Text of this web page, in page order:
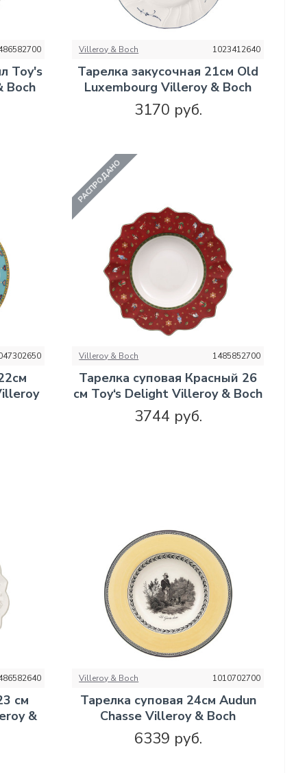
Toy's
Boch
Villeroy & Boch 1023412640
Тарелка закусочная 21см Old
Luxembourg Villeroy & Boch
3170 руб.
РАСПРОДАНО
Villeroy & Boch 1485852700
Тарелка суповая Красный 26
см Toy‘s Delight Villeroy & Boch
3744 руб.
см
&
Villeroy & Boch 1010702700
Тарелка суповая 24см Audun
Chasse Villeroy & Boch
6339 руб.